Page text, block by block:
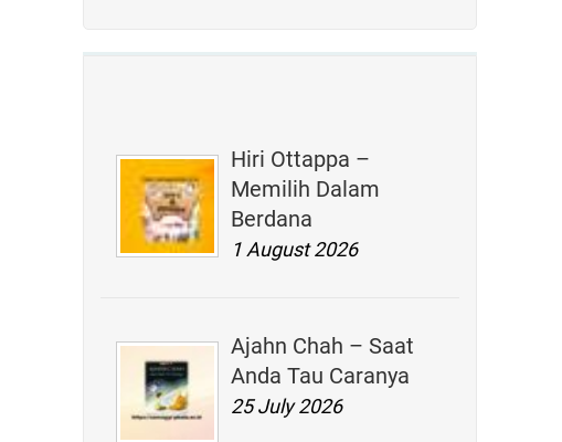
Hiri Ottappa –
Memilih Dalam
Berdana
1 August 2026
Ajahn Chah – Saat
Anda Tau Caranya
25 July 2026